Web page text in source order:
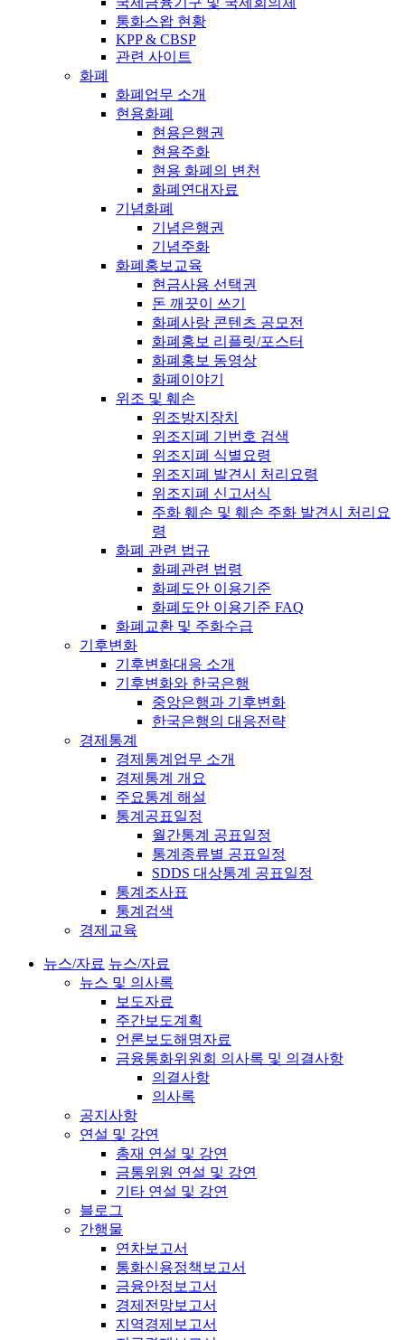
통화스왑 현황
KPP & CBSP
관련 사이트
화폐
화폐업무 소개
현용화폐
현용은행권
현용주화
현용 화폐의 변천
화폐연대자료
기념화폐
기념은행권
기념주화
화폐홍보교육
현금사용 선택권
돈 깨끗이 쓰기
화폐사랑 콘텐츠 공모전
화폐홍보 리플릿/포스터
화폐홍보 동영상
화폐이야기
위조 및 훼손
위조방지장치
위조지폐 기번호 검색
위조지폐 식별요령
위조지폐 발견시 처리요령
위조지폐 신고서식
주화 훼손 및 훼손 주화 발견시 처리요
령
화폐 관련 법규
화폐관련 법령
화폐도안 이용기준
화폐도안 이용기준 FAQ
화폐교환 및 주화수급
기후변화
기후변화대응 소개
기후변화와 한국은행
중앙은행과 기후변화
한국은행의 대응전략
경제통계
경제통계업무 소개
경제통계 개요
주요통계 해설
통계공표일정
월간통계 공표일정
통계종류별 공표일정
SDDS 대상통계 공표일정
통계조사표
통계검색
경제교육
뉴스/자료 뉴스/자료
뉴스 및 의사록
보도자료
주간보도계획
언론보도해명자료
금융통화위원회 의사록 및 의결사항
의결사항
의사록
공지사항
연설 및 강연
총재 연설 및 강연
금통위원 연설 및 강연
기타 연설 및 강연
블로그
간행물
연차보고서
통화신용정책보고서
금융안정보고서
경제전망보고서
지역경제보고서